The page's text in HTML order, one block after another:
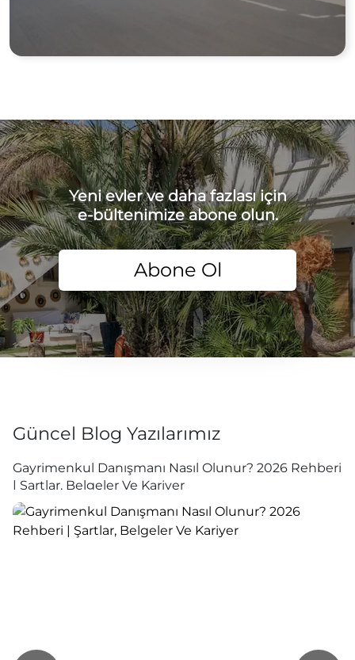
Yeni evler ve daha fazlası için
e-bültenimize abone olun.
Abone Ol
Güncel Blog Yazılarımız
Gayrimenkul Danışmanı Nasıl Olunur? 2026 Rehberi
| Şartlar, Belgeler Ve Kariyer